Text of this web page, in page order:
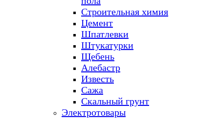
Строительная химия
Цемент
Шпатлевки
Штукатурки
Щебень
Алебастр
Известь
Сажа
Скальный грунт
Электротовары